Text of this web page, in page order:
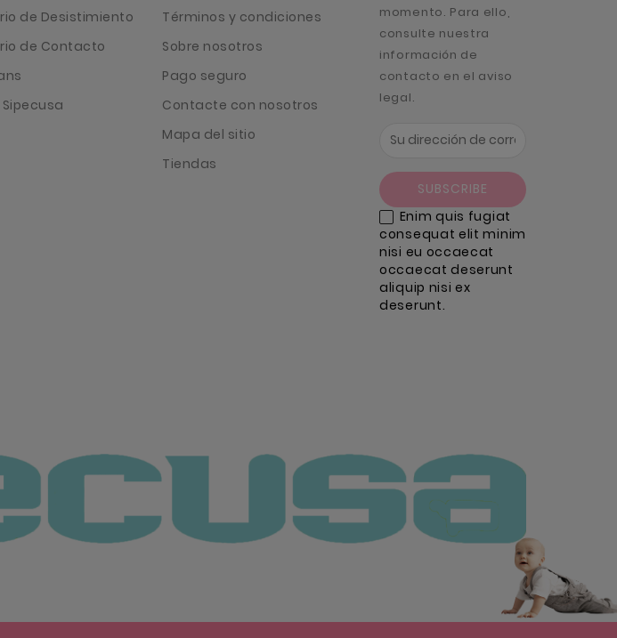
de Desistimiento
de Contacto
Términos y condiciones
Sobre nosotros
Pago seguro
Contacte con nosotros
Mapa del sitio
Tiendas
momento. Para ello,
consulte nuestra
información de
contacto en el aviso
legal.
Enim quis fugiat
consequat elit minim
nisi eu occaecat
occaecat deserunt
aliquip nisi ex
deserunt.